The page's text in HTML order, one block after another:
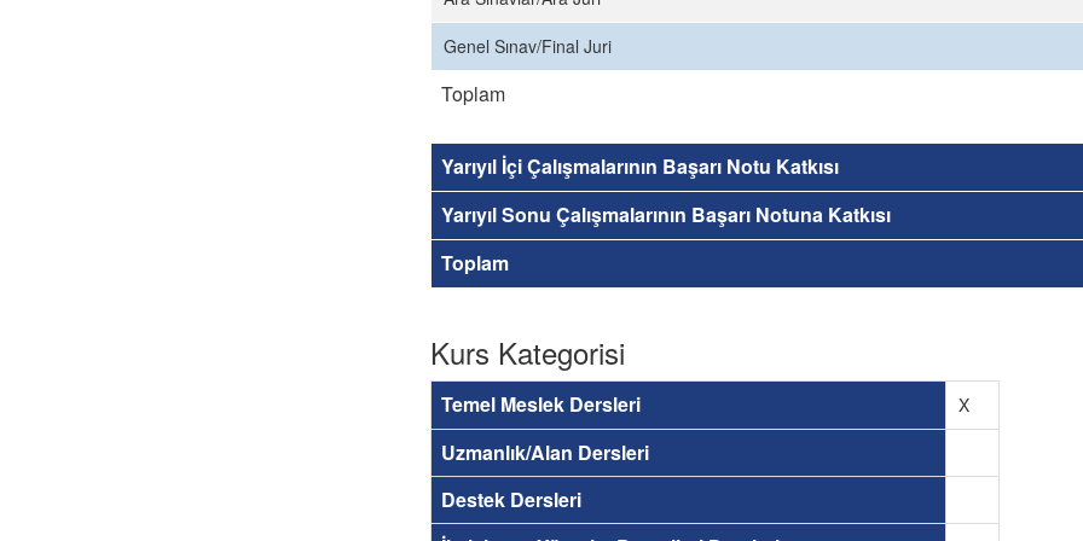
Genel Sınav/Final Juri
Toplam
Yarıyıl İçi Çalışmalarının Başarı Notu Katkısı
Yarıyıl Sonu Çalışmalarının Başarı Notuna Katkısı
Toplam
Kurs Kategorisi
Temel Meslek Dersleri X
Uzmanlık/Alan Dersleri
Destek Dersleri